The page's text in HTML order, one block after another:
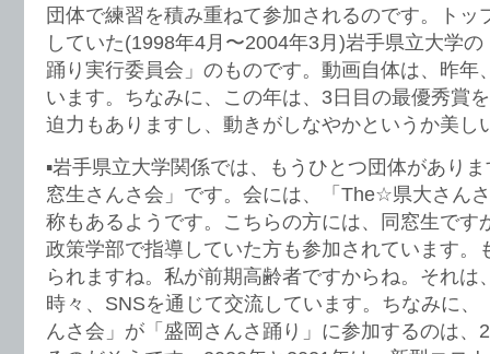
団体で練習を積み重ねて参加されるのです。トッ
していた(1998年4月〜2004年3月)岩手県立大学
踊り実行委員会」のものです。動画自体は、昨年
います。ちなみに、この年は、3日目の最優秀賞
迫力もありますし、動きがしなやかというか美し
▪️岩手県立大学関係では、もうひとつ団体があり
窓生さんさ会」です。会には、「The☆県大さん
称もあるようです。こちらの方には、同窓生です
政策学部で指導していた方も参加されています。
られますね。私が前期高齢者ですからね。それは
時々、SNSを通じて交流しています。ちなみに、
んさ会」が「盛岡さんさ踊り」に参加するのは、